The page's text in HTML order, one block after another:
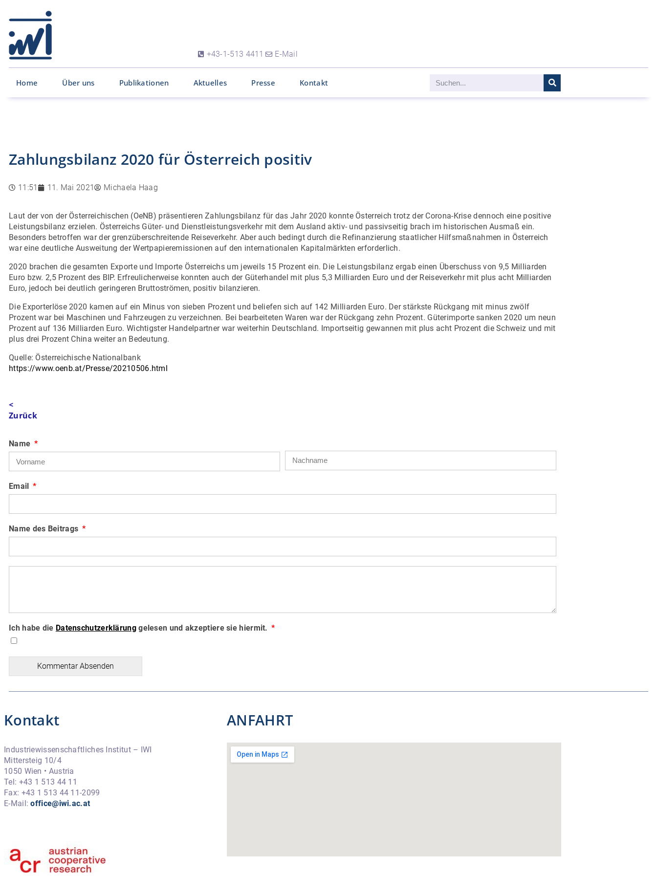
+43-1-513 4411 E-Mail
Home Über uns Publikationen Aktuelles Presse Kontakt
Zahlungsbilanz 2020 für Österreich positiv
11:51 11. Mai 2021 Michaela Haag
Laut der von der Österreichischen (OeNB) präsentieren Zahlungsbilanz für das Jahr 2020 konnte Österreich trotz der Corona-Krise dennoch eine positive
Leistungsbilanz erzielen. Österreichs Güter- und Dienstleistungsverkehr mit dem Ausland aktiv- und passivseitig brach im historischen Ausmaß ein.
Besonders betroffen war der grenzüberschreitende Reiseverkehr. Aber auch bedingt durch die Refinanzierung staatlicher Hilfsmaßnahmen in Österreich
war eine deutliche Ausweitung der Wertpapieremissionen auf den internationalen Kapitalmärkten erforderlich.
2020 brachen die gesamten Exporte und Importe Österreichs um jeweils 15 Prozent ein. Die Leistungsbilanz ergab einen Überschuss von 9,5 Milliarden
Euro bzw. 2,5 Prozent des BIP. Erfreulicherweise konnten auch der Güterhandel mit plus 5,3 Milliarden Euro und der Reiseverkehr mit plus acht Milliarden
Euro, jedoch bei deutlich geringeren Bruttoströmen, positiv bilanzieren.
Die Exporterlöse 2020 kamen auf ein Minus von sieben Prozent und beliefen sich auf 142 Milliarden Euro. Der stärkste Rückgang mit minus zwölf
Prozent war bei Maschinen und Fahrzeugen zu verzeichnen. Bei bearbeiteten Waren war der Rückgang zehn Prozent. Güterimporte sanken 2020 um neun
Prozent auf 136 Milliarden Euro. Wichtigster Handelpartner war weiterhin Deutschland. Importseitig gewannen mit plus acht Prozent die Schweiz und mit
plus drei Prozent China weiter an Bedeutung.
Quelle: Österreichische Nationalbank
https://www.oenb.at/Presse/20210506.html
<
Zurück
Name
Email
Name des Beitrags
Ich habe die Datenschutzerklärunggelesen und akzeptiere sie hiermit.
Kommentar Absenden
Kontakt
Industriewissenschaftliches Institut – IWI
Mittersteig 10/4
1050 Wien • Austria
Tel: +43 1 513 44 11
Fax: +43 1 513 44 11-2099
E-Mail:office@iwi.ac.at
ANFAHRT